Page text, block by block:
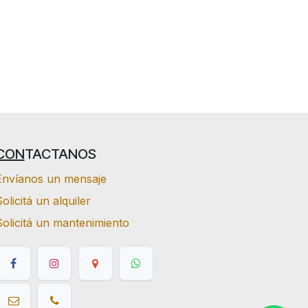
TACTANOS
un mensaje
un alquiler
un mantenimiento